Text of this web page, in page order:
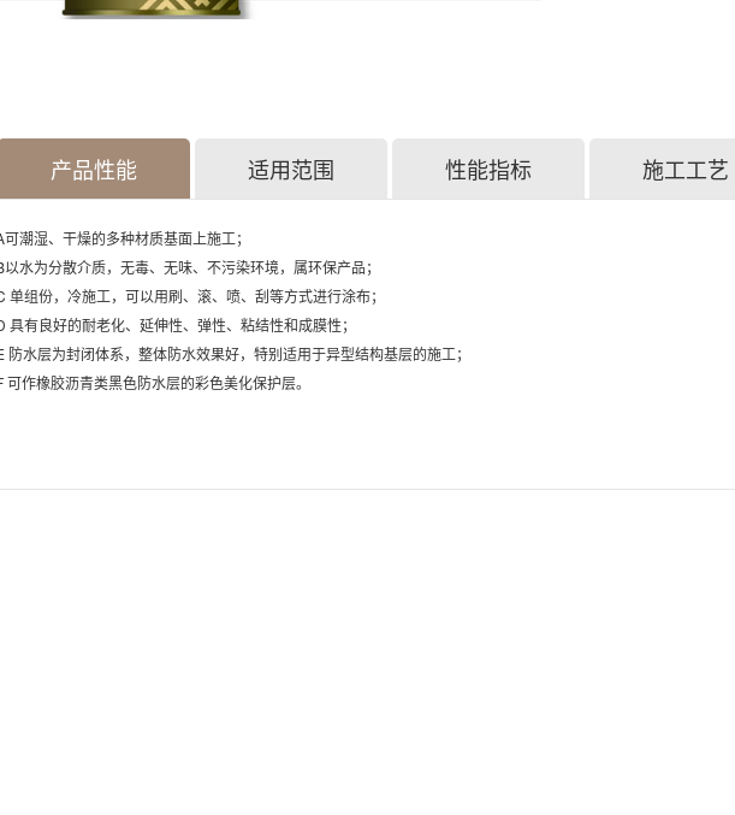
产品性能 适用范围 性能指标 施工工艺
可潮湿、干燥的多种材质基面上施工；
以水为分散介质，无毒、无味、不污染环境，属环保产品；
单组份，冷施工，可以用刷、滚、喷、刮等方式进行涂布；
具有良好的耐老化、延伸性、弹性、粘结性和成膜性；
防水层为封闭体系，整体防水效果好，特别适用于异型结构基层的施工；
可作橡胶沥青类黑色防水层的彩色美化保护层。